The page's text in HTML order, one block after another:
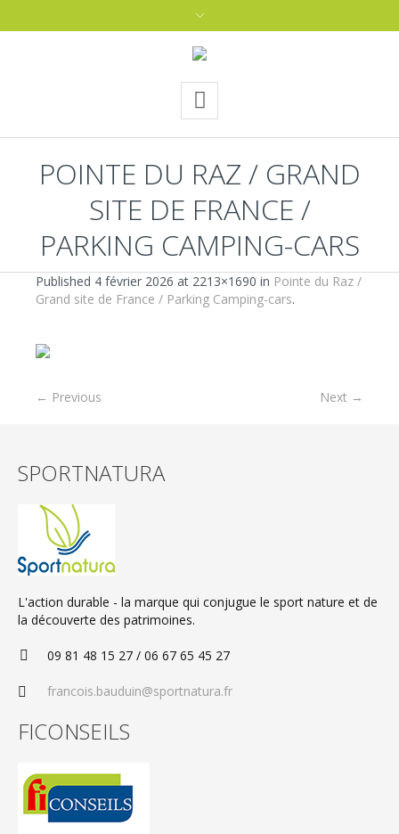
POINTE DU RAZ / GRAND
SITE DE FRANCE /
PARKING CAMPING-CARS
Published 4 février 2026 at 2213×1690 in Pointe du Raz /
Grand site de France / Parking Camping-cars.
← Previous Next →
SPORTNATURA
L'action durable - la marque qui conjugue le sport nature et de
la découverte des patrimoines.
09 81 48 15 27 / 06 67 65 45 27
francois.bauduin@sportnatura.fr
FICONSEILS